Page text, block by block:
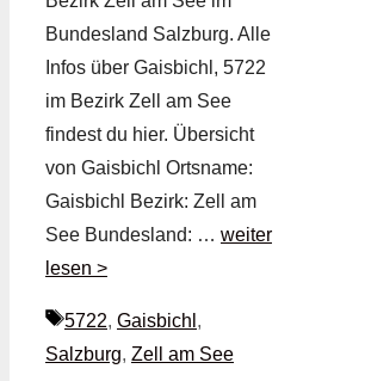
Bundesland Salzburg. Alle
Infos über Gaisbichl, 5722
im Bezirk Zell am See
findest du hier. Übersicht
von Gaisbichl Ortsname:
Gaisbichl Bezirk: Zell am
See Bundesland: … weiter
lesen >
Schlagwörter
5722, Gaisbichl ,
Salzburg, Zell am See